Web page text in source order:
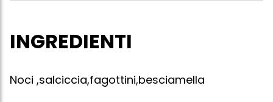
INGREDIENTI
Noci ,salciccia,fagottini,besciamella